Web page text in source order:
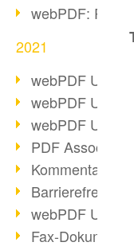
webPDF: PDF-
2021
webPDF
webPDF
webPDF
PDF
Kommentare
Barrierefreie
webPDF
Fax-Dokumente